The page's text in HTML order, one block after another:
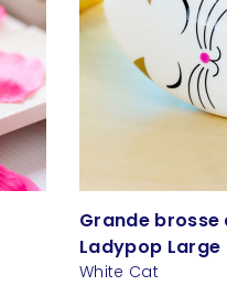
Grande brosse
Ladypop Large
White Cat